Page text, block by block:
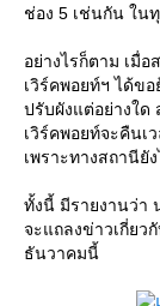
ช่อง 5 เช่นกัน ใน
อย่างไรก็ตาม เมื่
เวิร์คพอยท์ฯ ได้ขอ
ปรับผังแต่อย่างใด
เวิร์คพอยท์จะคืนเ
เพราะทางสถานียั
ทั้งนี้ มีรายงานว่า
จะแถลงข่าวเกี่ยว
ธันวาคมนี้